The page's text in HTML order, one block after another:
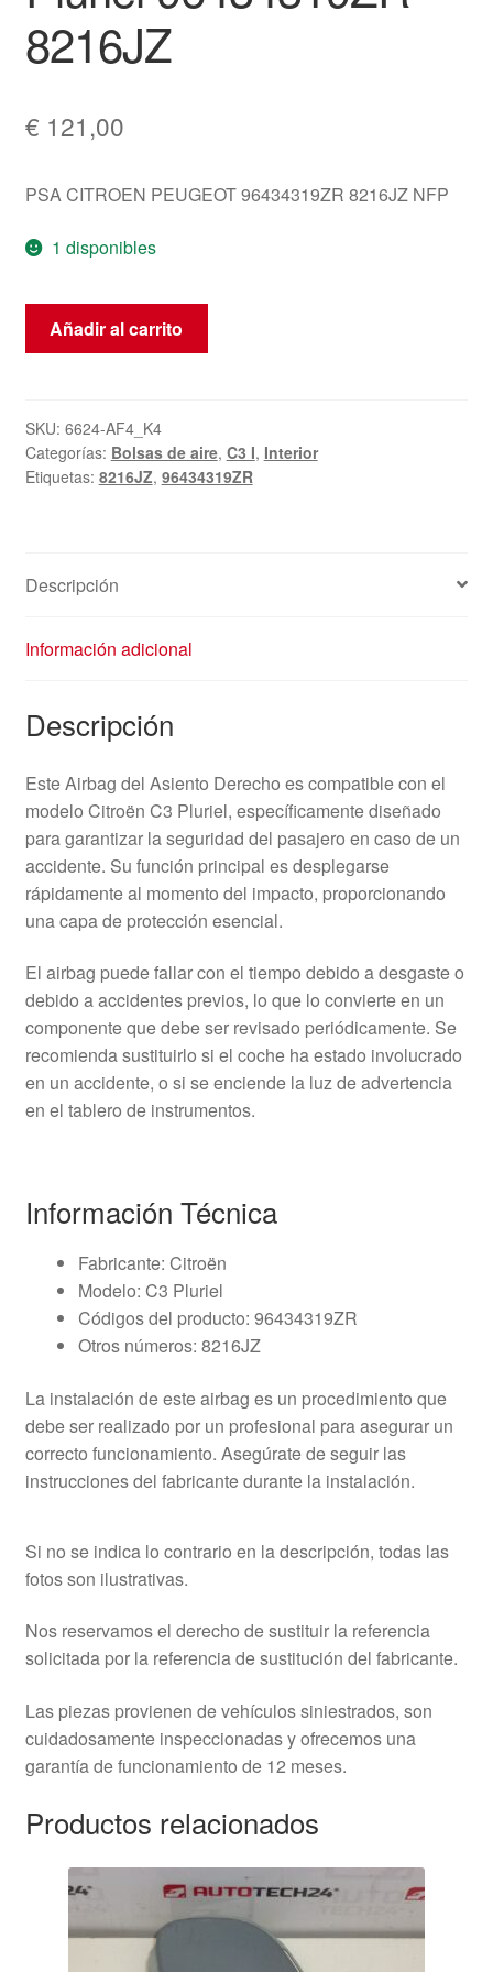
8216JZ
€ 121,00
PSA CITROEN PEUGEOT 96434319ZR 8216JZ NFP
1 disponibles
Airbag
Citroën
C3
Pluriel
Añadir al carrito
SKU: 6624-AF4_K4
Categorías: Bolsas de aire, C3 I, Interior
Etiquetas: 8216JZ, 96434319ZR
Descripción
Información adicional
Descripción
Este Airbag del Asiento Derecho es compatible con el
modelo Citroën C3 Pluriel, específicamente diseñado
para garantizar la seguridad del pasajero en caso de un
accidente. Su función principal es desplegarse
rápidamente al momento del impacto, proporcionando
una capa de protección esencial.
El airbag puede fallar con el tiempo debido a desgaste o
debido a accidentes previos, lo que lo convierte en un
componente que debe ser revisado periódicamente. Se
recomienda sustituirlo si el coche ha estado involucrado
en un accidente, o si se enciende la luz de advertencia
en el tablero de instrumentos.
Información Técnica
Fabricante: Citroën
Modelo: C3 Pluriel
Códigos del producto: 96434319ZR
Otros números: 8216JZ
La instalación de este airbag es un procedimiento que
debe ser realizado por un profesional para asegurar un
correcto funcionamiento. Asegúrate de seguir las
instrucciones del fabricante durante la instalación.
Si no se indica lo contrario en la descripción, todas las
fotos son ilustrativas.
Nos reservamos el derecho de sustituir la referencia
solicitada por la referencia de sustitución del fabricante.
Las piezas provienen de vehículos siniestrados, son
cuidadosamente inspeccionadas y ofrecemos una
garantía de funcionamiento de 12 meses.
Productos relacionados